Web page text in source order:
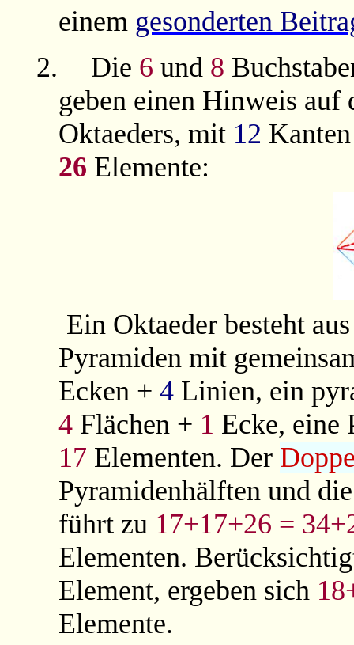
einem gesonderten
2.
Die 6 und 8
geben einen Hinweis auf
Oktaeders, mit 12
26 Elemente:
Ein Oktaeder besteht
Pyramiden mit
Ecken +4 Linien, ein
4 Flächen + 1 Ecke, eine
17 Elementen. Der
Pyramidenhälften und
führt zu 17+17+26 =
Elementen.
Element, ergeben sich
Elemente.